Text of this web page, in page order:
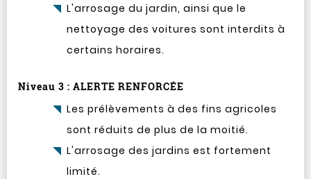
L'arrosage du jardin, ainsi que le
nettoyage des voitures sont interdits à
certains horaires.
Niveau 3 : ALERTE RENFORCÉE
Les prélèvements à des fins agricoles
sont réduits de plus de la moitié.
L'arrosage des jardins est fortement
limité.